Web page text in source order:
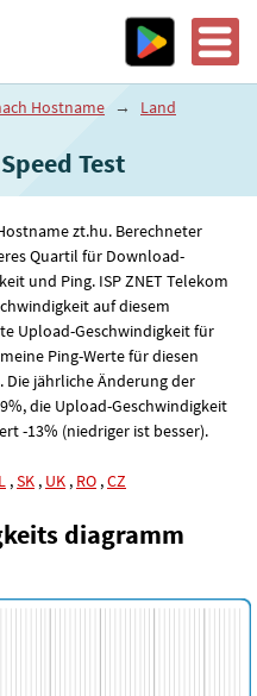
Hostname →
Land
​​Test
zt.hu. Berechneter
Quartil für Download-
und Ping. ISP ZNET Telekom
auf diesem
Upload-Geschwindigkeit für
Ping-Werte für diesen
Die jährliche Änderung der
die Upload-Geschwindigkeit
-13% (niedriger ist besser).
,SK , UK , RO ,CZ
diagramm